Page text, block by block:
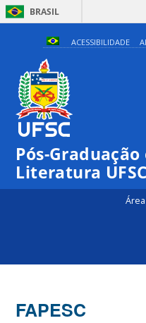
BRASIL
ACESSIBILIDADE
Pós-Graduação
Literatura UFSC
FAPESC